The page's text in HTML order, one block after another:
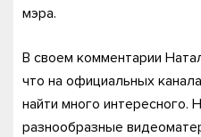
мэра.
В своем комментарии
что на официальных
найти много интересного.
разнообразные